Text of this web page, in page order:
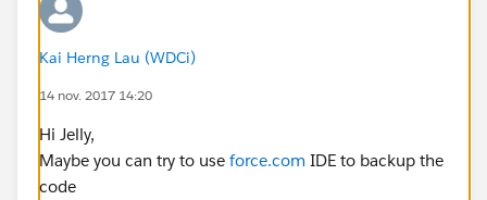
Kai Herng Lau (WDCi)
14 nov. 2017 14:20
Hi Jelly,
Maybe you can try to use force.com IDE to backup the
code